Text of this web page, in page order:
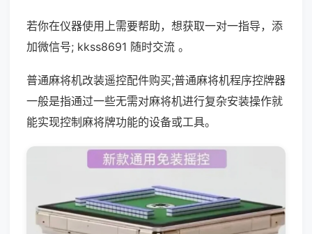
若你在仪器使用上需要帮助，想获取一对一指导，添
加微信号; kkss8691 随时交流 。
普通麻将机改装遥控配件购买;普通麻将机程序控牌器
一般是指通过一些无需对麻将机进行复杂安装操作就
能实现控制麻将牌功能的设备或工具。